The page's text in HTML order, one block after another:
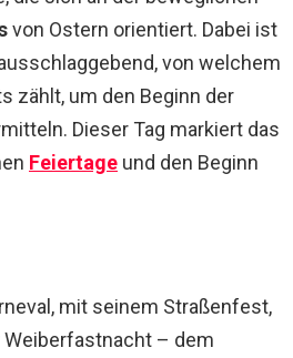
von Ostern orientiert. Dabei ist
von welchem
zählt, um den Beginn der
Dieser Tag markiert das
Feiertage und den Beginn
mit seinem Straßenfest,
– dem